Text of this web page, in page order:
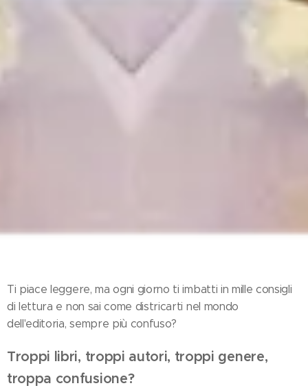
Ti piace leggere, ma ogni giorno ti imbatti in mille consigli
di lettura e non sai come districarti nel mondo
dell'editoria, sempre più confuso?
Troppi libri, troppi autori, troppi genere,
troppa confusione?